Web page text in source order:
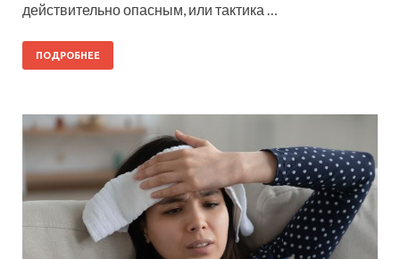
действительно опасным, или тактика …
ПОДРОБНЕЕ